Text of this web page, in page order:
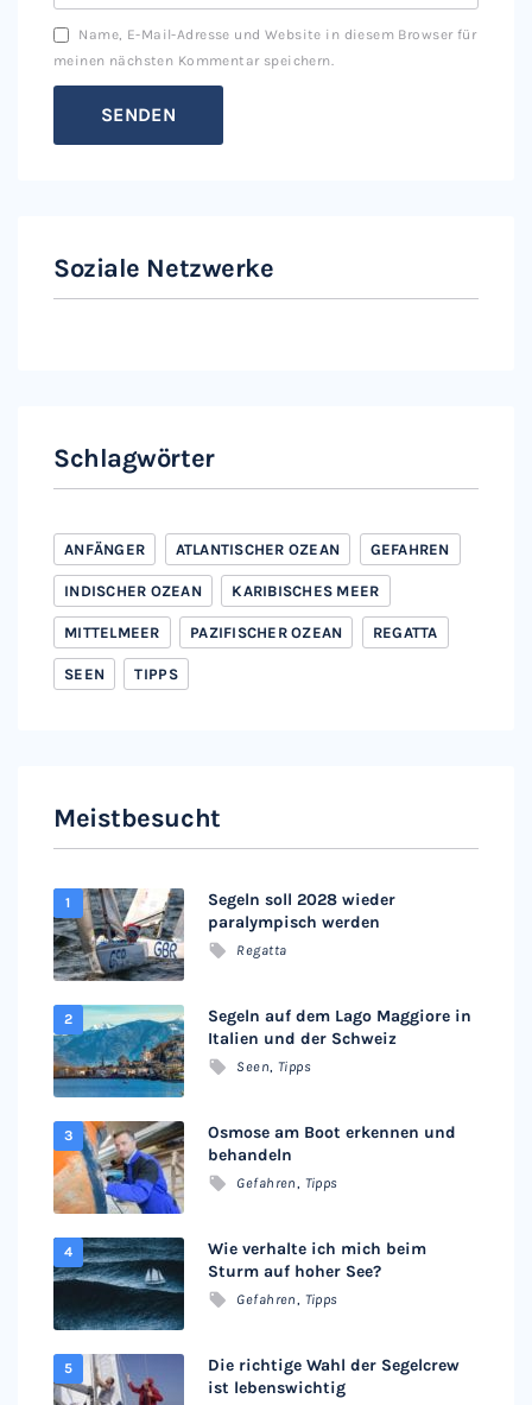
Name, E-Mail-Adresse und Website in diesem Browser für
meinen nächsten Kommentar speichern.
Soziale Netzwerke
Schlagwörter
ANFÄNGER ATLANTISCHER OZEAN GEFAHREN
INDISCHER OZEAN KARIBISCHES MEER
MITTELMEER PAZIFISCHER OZEAN REGATTA
SEEN TIPPS
Meistbesucht
Segeln soll 2028 wieder
paralympisch werden
Regatta
Segeln auf dem Lago Maggiore in
Italien und der Schweiz
Seen Tipps
Osmose am Boot erkennen und
behandeln
Gefahren Tipps
Wie verhalte ich mich beim
Sturm auf hoher See?
Gefahren Tipps
Die richtige Wahl der Segelcrew
ist lebenswichtig